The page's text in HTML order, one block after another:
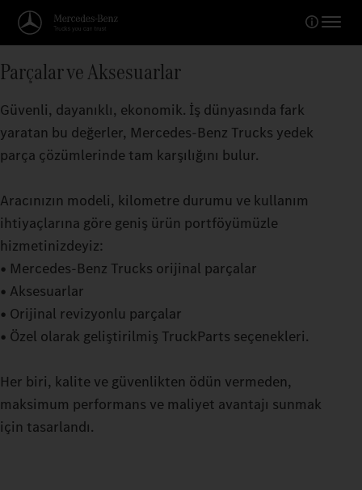
Parçalar ve Aksesuarlar
Güvenli, dayanıklı, ekonomik. İş dünyasında fark
yaratan bu değerler, Mercedes‑Benz Trucks yedek
parça çözümlerinde tam karşılığını bulur.
Aracınızın modeli, kilometre durumu ve kullanım
ihtiyaçlarına göre geniş ürün portföyümüzle
hizmetinizdeyiz:
• Mercedes‑Benz Trucks orijinal parçalar
• Aksesuarlar
• Orijinal revizyonlu parçalar
• Özel olarak geliştirilmiş TruckParts seçenekleri.
Her biri, kalite ve güvenlikten ödün vermeden,
maksimum performans ve maliyet avantajı sunmak
için tasarlandı.